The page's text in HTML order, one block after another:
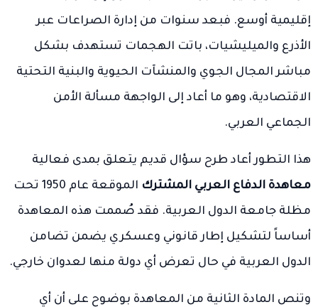
إقليمية أوسع. فبعد سنوات من إدارة الصراعات عبر
الأذرع والميليشيات، باتت الهجمات تستهدف بشكل
مباشر المجال الجوي والمنشآت الحيوية والبنية التحتية
الاقتصادية، وهو ما أعاد إلى الواجهة مسألة الأمن
الجماعي العربي.
هذا التطور أعاد طرح سؤال قديم يتعلق بمدى فعالية
معاهدة الدفاع العربي المشترك
الموقعة عام 1950 تحت
مظلة جامعة الدول العربية. فقد صُممت هذه المعاهدة
أساساً لتشكيل إطار قانوني وعسكري يضمن تضامن
الدول العربية في حال تعرض أي دولة منها لعدوان خارجي.
وتنص المادة الثانية من المعاهدة بوضوح على أن أي